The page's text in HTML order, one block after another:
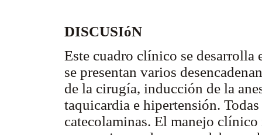
DISCUSIóN
Este cuadro clínico se desarrolla
se presentan varios
de la cirugía, inducción de la
taquicardia e hipertensión.
catecolaminas. El manejo